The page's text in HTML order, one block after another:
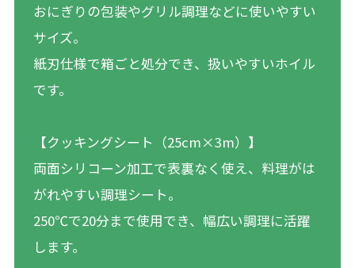
おにぎりの包装やグリル調理などに使いやすい
サイズ。
紙刃仕様で箱ごと処分でき、扱いやすいホイル
です。
【クッキングシート（25cm×3m）】
両面シリコーン加工で表裏なく使え、料理がは
がれやすい調理シート。
250℃で20分まで使用でき、幅広い調理に活躍
します。